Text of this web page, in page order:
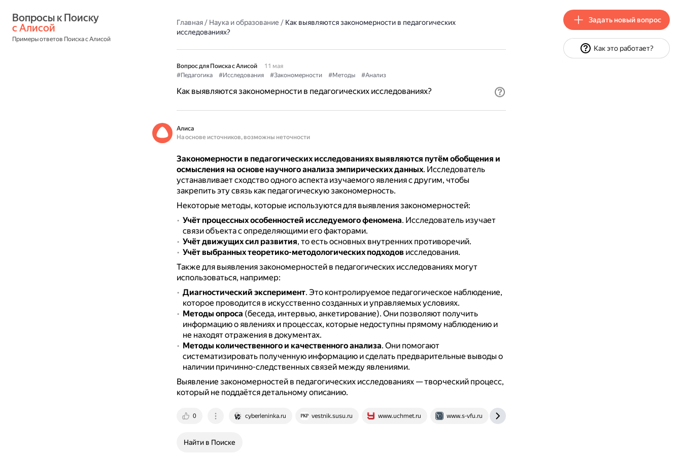
с Алисой
Примеры ответов Поиска с Алисой
Главная/ Наука и образование / Как выявляются закономерности в педагогических
исследованиях?
Вопрос для Поиска с Алисой
11 мая
#Педагогика
#Исследования #Закономерности #Методы #Анализ
Как выявляются закономерности в педагогических исследованиях?
Алиса
На основе источников, возможны неточности
Закономерности в педагогических исследованиях выявляются путём обобщения и
осмысления на основе научного анализа эмпирических данных. Исследователь
устанавливает сходство одного аспекта изучаемого явления с другим, чтобы
закрепить эту связь как педагогическую закономерность.
Некоторые методы, которые используются для выявления закономерностей:
Учёт процессных особенностей исследуемого феномена. Исследователь изучает
связи объекта с определяющими его факторами.
Учёт движущих сил развития, то есть основных внутренних противоречий.
Учёт выбранных теоретико-методологических подходовисследования.
Также для выявления закономерностей в педагогических исследованиях могут
использоваться, например:
Диагностический эксперимент. Это контролируемое педагогическое наблюдение,
которое проводится в искусственно созданных и управляемых условиях.
Методы опроса (беседа, интервью, анкетирование). Они позволяют получить
информацию о явлениях и процессах, которые недоступны прямому наблюдению и
не находят отражения в документах.
Методы количественного и качественного анализа. Они помогают
систематизировать полученную информацию и сделать предварительные выводы о
наличии причинно-следственных связей между явлениями.
Выявление закономерностей в педагогических исследованиях — творческий процесс,
который не поддаётся детальному описанию.
0 cyberleninka.ru vestnik.susu.ru www.uchmet.ru www.s-vfu.ru
Найти в Поиске
Задать новый вопрос
Как это работает?